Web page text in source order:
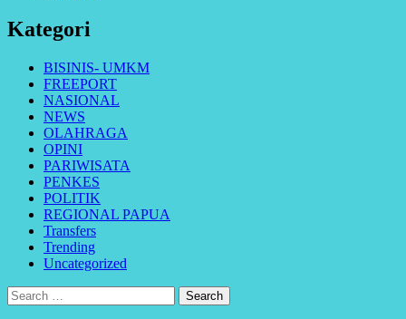
Kategori
BISINIS- UMKM
FREEPORT
NASIONAL
NEWS
OLAHRAGA
OPINI
PARIWISATA
PENKES
POLITIK
REGIONAL PAPUA
Transfers
Trending
Uncategorized
Search
for: